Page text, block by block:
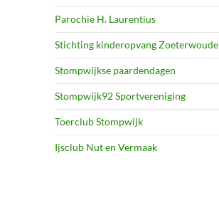
Parochie H. Laurentius
Stichting kinderopvang Zoeterwoude
Stompwijkse paardendagen
Stompwijk92 Sportvereniging
Toerclub Stompwijk
Ijsclub Nut en Vermaak